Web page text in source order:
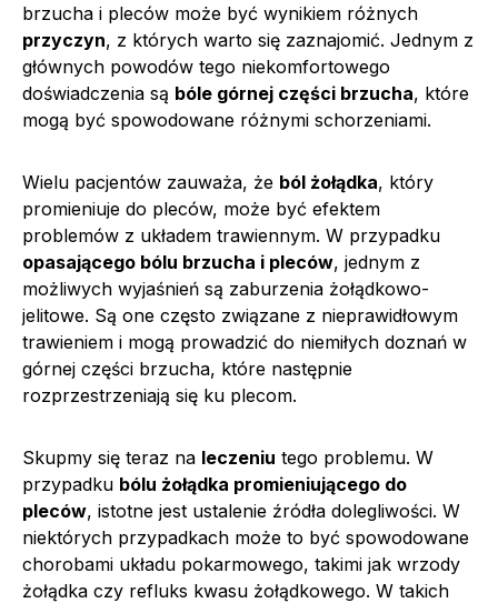
brzucha i pleców może być wynikiem różnych
przyczyn, z których warto się zaznajomić. Jednym z
głównych powodów tego niekomfortowego
doświadczenia są bóle górnej części brzucha, które
mogą być spowodowane różnymi schorzeniami.
Wielu pacjentów zauważa, że ból żołądka, który
promieniuje do pleców, może być efektem
problemów z układem trawiennym. W przypadku
opasającego bólu brzucha i pleców, jednym z
możliwych wyjaśnień są zaburzenia żołądkowo-
jelitowe. Są one często związane z nieprawidłowym
trawieniem i mogą prowadzić do niemiłych doznań w
górnej części brzucha, które następnie
rozprzestrzeniają się ku plecom.
Skupmy się teraz na leczeniu tego problemu. W
przypadku bólu żołądka promieniującego do
pleców, istotne jest ustalenie źródła dolegliwości. W
niektórych przypadkach może to być spowodowane
chorobami układu pokarmowego, takimi jak wrzody
żołądka czy refluks kwasu żołądkowego. W takich